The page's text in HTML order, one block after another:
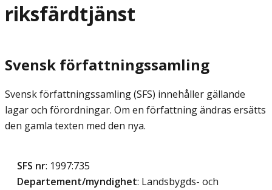
riksfärdtjänst
Svensk författningssamling
Svensk författningssamling (SFS) innehåller gällande
lagar och förordningar. Om en författning ändras ersätts
den gamla texten med den nya.
SFS nr: 1997:735
Departement/myndighet: Landsbygds- och